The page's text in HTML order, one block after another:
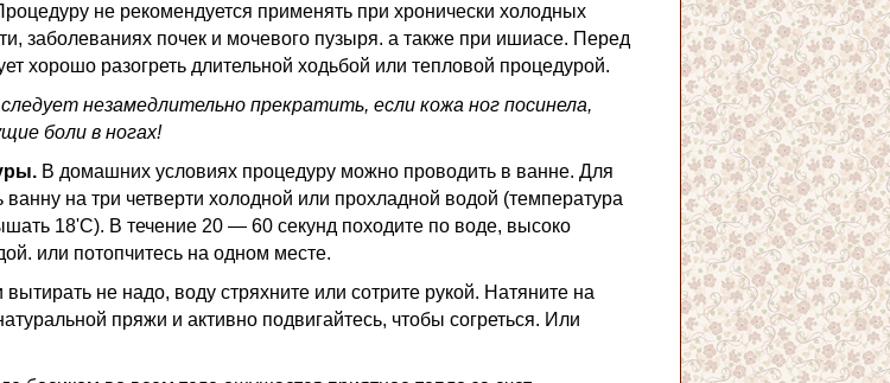
не рекомендуется применять при хронически холодных
заболеваниях почек и мочевого пузыря. а также при ишиасе. Перед
хорошо разогреть длительной ходьбой или тепловой процедурой.
незамедлительно прекратить, если кожа ног посинела,
боли в ногах!
В домашних условиях процедуру можно проводить в ванне. Для
ванну на три четверти холодной или прохладной водой (температура
18'С). В течение 20 — 60 секунд походите по воде, высоко
или потопчитесь на одном месте.
не надо, воду стряхните или сотрите рукой. Натяните на
пряжи и активно подвигайтесь, чтобы согреться. Или